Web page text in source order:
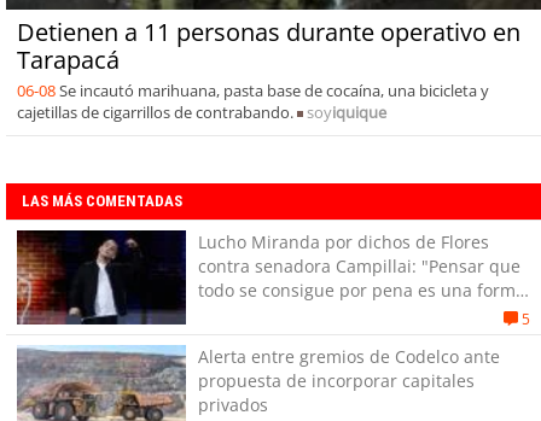
Detienen a 11 personas durante operativo en
Tarapacá
06-08Se incautó marihuana, pasta base de cocaína, una bicicleta y
cajetillas de cigarrillos de contrabando.
soyiquique
LAS MÁS COMENTADAS
Lucho Miranda por dichos de Flores
contra senadora Campillai: "Pensar que
todo se consigue por pena es una forma
5
Alerta entre gremios de Codelco ante
propuesta de incorporar capitales
privados